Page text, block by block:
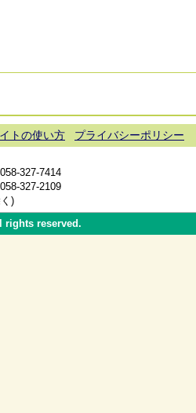
トの使い方
プライバシーポリシー
327-7414
327-2109
)
rights reserved.